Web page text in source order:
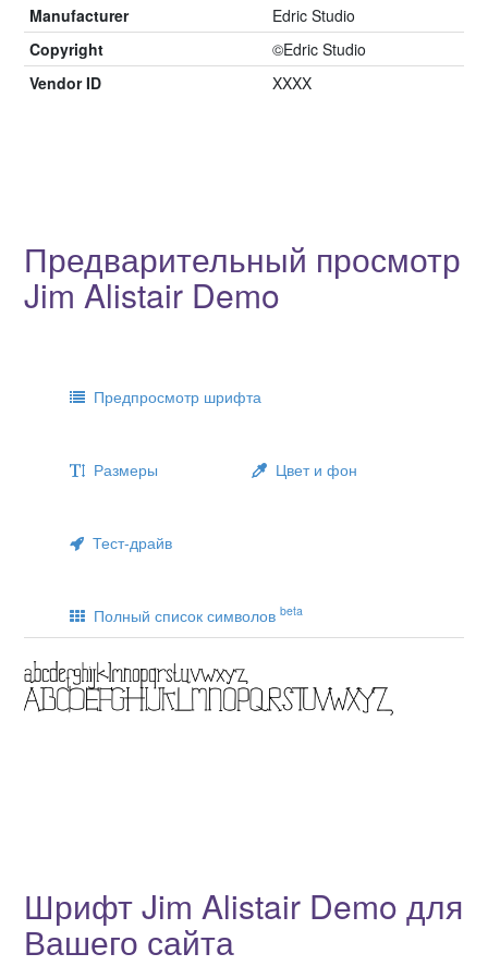
Manufacturer
Edric Studio
Copyright
©Edric Studio
Vendor ID
XXXX
Предварительный просмотр
Jim Alistair Demo
Предпросмотр шрифта
Размеры Цвет и фон
Тест-драйв
Полный список символов beta
Шрифт Jim Alistair Demo для
Вашего сайта